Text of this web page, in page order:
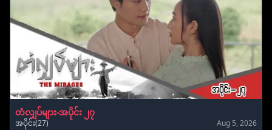
တံလျှပ်များ-အပိုင်း ၂၇
အပိုင်း(27) Aug 5, 2026